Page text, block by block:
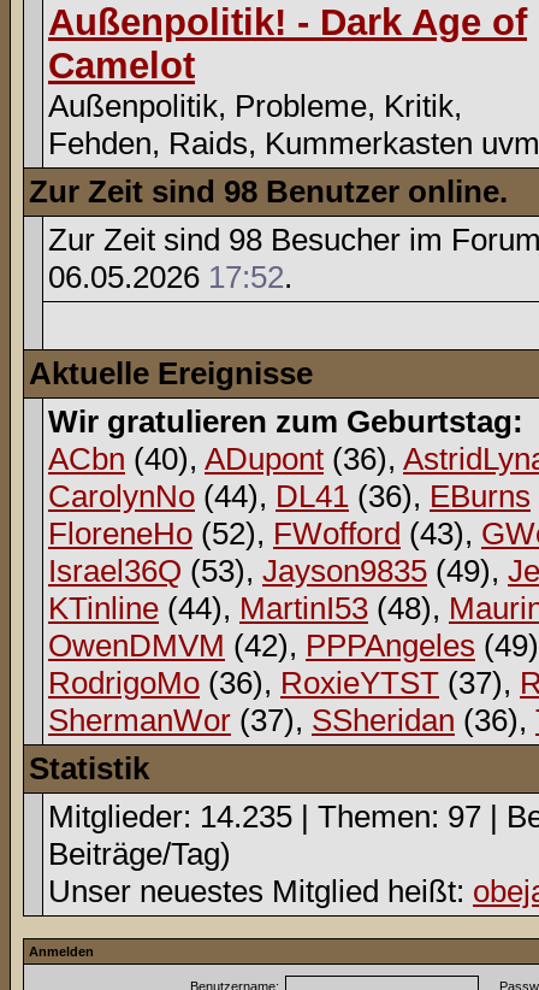
Außenpolitik! - Dark Age of
Camelot
Außenpolitik, Probleme, Kritik,
Fehden, Raids, Kummerkasten
Zur Zeit sind 98 Benutzer online.
Zur Zeit sind 98 Besucher im
06.05.2026 17:52.
Aktuelle Ereignisse
Wir gratulieren zum Geburtstag:
ACbn (40), ADupont (36),
CarolynNo (44), DL41 (36), EBurns
FloreneHo (52), FWofford (43),
Israel36Q (53), Jayson9835 (49),
KTinline (44), MartinI53 (48),
OwenDMVM (42), PPPAngeles
RodrigoMo (36), RoxieYTST (37),
ShermanWor (37), SSheridan (36),
Statistik
Mitglieder: 14.235 | Themen: 97 |
Beiträge/Tag)
Unser neuestes Mitglied heißt:
Anmelden
Benutzername: